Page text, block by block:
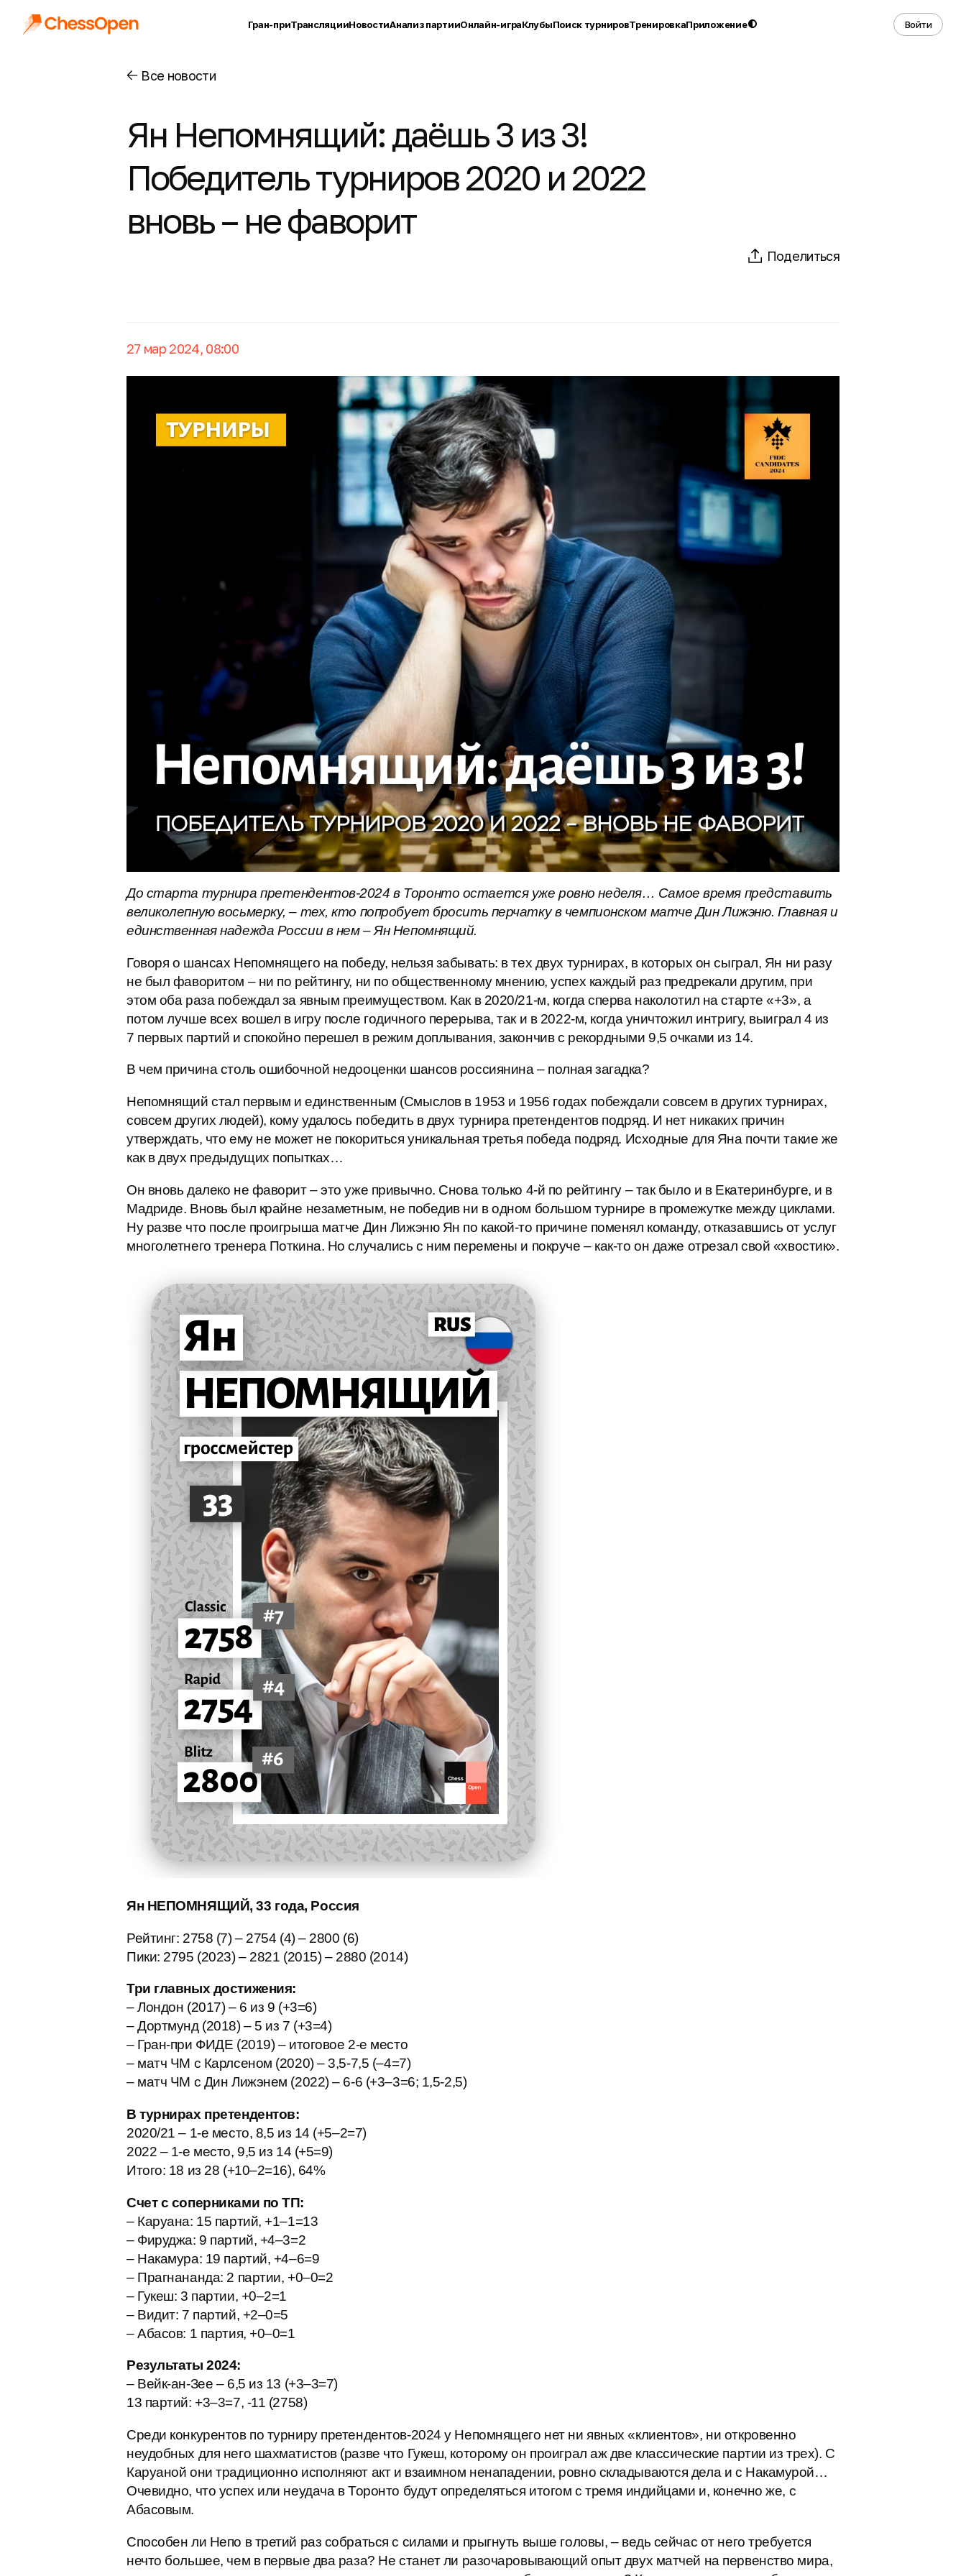
Гран-приТрансляцииНовостиАнализ партииОнлайн-играКлубыПоиск турнировТренировкаПриложение Войти
Все новости
Ян Непомнящий: даёшь 3 из 3!
Победитель турниров 2020 и 2022
вновь – не фаворит
Поделиться
27 мар 2024, 08:00
До старта турнира претендентов-2024 в Торонто остается уже ровно неделя… Самое время представить
великолепную восьмерку, – тех, кто попробует бросить перчатку в чемпионском матче Дин Лижэню. Главная и
единственная надежда России в нем – Ян Непомнящий.
Говоря о шансах Непомнящего на победу, нельзя забывать: в тех двух турнирах, в которых он сыграл, Ян ни разу
не был фаворитом – ни по рейтингу, ни по общественному мнению, успех каждый раз предрекали другим, при
этом оба раза побеждал за явным преимуществом. Как в 2020/21-м, когда сперва наколотил на старте «+3», а
потом лучше всех вошел в игру после годичного перерыва, так и в 2022-м, когда уничтожил интригу, выиграл 4 из
7 первых партий и спокойно перешел в режим доплывания, закончив с рекордными 9,5 очками из 14.
В чем причина столь ошибочной недооценки шансов россиянина – полная загадка?
Непомнящий стал первым и единственным (Смыслов в 1953 и 1956 годах побеждали совсем в других турнирах,
совсем других людей), кому удалось победить в двух турнира претендентов подряд. И нет никаких причин
утверждать, что ему не может не покориться уникальная третья победа подряд. Исходные для Яна почти такие же
как в двух предыдущих попытках…
Он вновь далеко не фаворит – это уже привычно. Снова только 4-й по рейтингу – так было и в Екатеринбурге, и в
Мадриде. Вновь был крайне незаметным, не победив ни в одном большом турнире в промежутке между циклами.
Ну разве что после проигрыша матче Дин Лижэню Ян по какой-то причине поменял команду, отказавшись от услуг
многолетнего тренера Поткина. Но случались с ним перемены и покруче – как-то он даже отрезал свой «хвостик».
Ян НЕПОМНЯЩИЙ, 33 года, Россия
Рейтинг: 2758 (7) – 2754 (4) – 2800 (6)
Пики: 2795 (2023) – 2821 (2015) – 2880 (2014)
Три главных достижения:
– Лондон (2017) – 6 из 9 (+3=6)
– Дортмунд (2018) – 5 из 7 (+3=4)
– Гран-при ФИДЕ (2019) – итоговое 2-е место
– матч ЧМ с Карлсеном (2020) – 3,5-7,5 (–4=7)
– матч ЧМ с Дин Лижэнем (2022) – 6-6 (+3–3=6; 1,5-2,5)
В турнирах претендентов:
2020/21 – 1-е место, 8,5 из 14 (+5–2=7)
2022 – 1-е место, 9,5 из 14 (+5=9)
Итого: 18 из 28 (+10–2=16), 64%
Счет с соперниками по ТП:
– Каруана: 15 партий, +1–1=13
– Фируджа: 9 партий, +4–3=2
– Накамура: 19 партий, +4–6=9
– Прагнананда: 2 партии, +0–0=2
– Гукеш: 3 партии, +0–2=1
– Видит: 7 партий, +2–0=5
– Абасов: 1 партия, +0–0=1
Результаты 2024:
– Вейк-ан-Зее – 6,5 из 13 (+3–3=7)
13 партий: +3–3=7, -11 (2758)
Среди конкурентов по турниру претендентов-2024 у Непомнящего нет ни явных «клиентов», ни откровенно
неудобных для него шахматистов (разве что Гукеш, которому он проиграл аж две классические партии из трех). С
Каруаной они традиционно исполняют акт и взаимном ненападении, ровно складываются дела и с Накамурой…
Очевидно, что успех или неудача в Торонто будут определяться итогом с тремя индийцами и, конечно же, с
Абасовым.
Способен ли Непо в третий раз собраться с силами и прыгнуть выше головы, – ведь сейчас от него требуется
нечто большее, чем в первые два раза? Не станет ли разочаровывающий опыт двух матчей на первенство мира,